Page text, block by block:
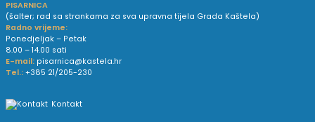
PISARNICA
(šalter; rad sa strankama za sva upravna tijela Grada Kaštela)
Radno vrijeme:
Ponedjeljak – Petak
8.00 – 14.00 sati
E-mail: pisarnica@kastela.hr
Tel.: +385 21/205-230
Kontakt